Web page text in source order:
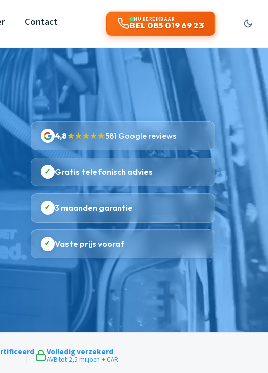
Contact NU BEREIKBAAR
BEL 085 019 69 23
4,8★★★★★581 Google reviews
✓ Gratis telefonisch advies
✓ 3 maanden garantie
✓ Vaste prijs vooraf
Volledig verzekerd
AVB tot 2,5 miljoen + CAR